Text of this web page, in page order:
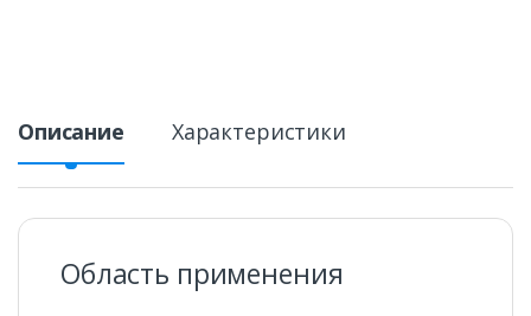
Описание Характеристики
Область применения